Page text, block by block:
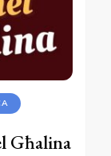
Għalina